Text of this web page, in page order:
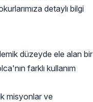
detaylı bilgi
düzeyde ele alan bir
farklı kullanım
misyonlar ve